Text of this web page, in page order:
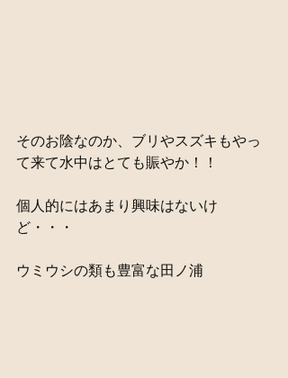
そのお陰なのか、ブリやスズキもやっ
て来て水中はとても賑やか！！
個人的にはあまり興味はないけ
ど・・・
ウミウシの類も豊富な田ノ浦